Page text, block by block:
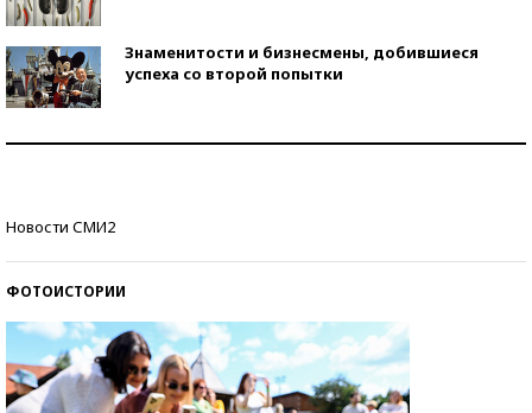
Знаменитости и бизнесмены, добившиеся
успеха со второй попытки
Новости СМИ2
ФОТОИСТОРИИ